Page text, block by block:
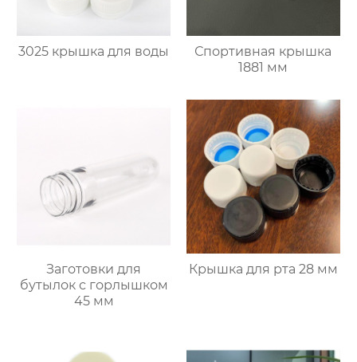
3025 крышка для воды
Спортивная крышка
1881 мм
Заготовки для
бутылок с горлышком
45 мм
Крышка для рта 28 мм